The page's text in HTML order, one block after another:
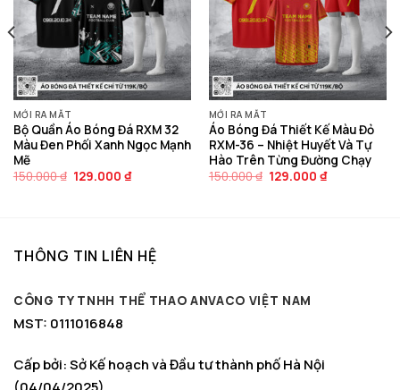
MỚI RA MẮT
Bộ Quần Áo Bóng Đá RXM 32
Màu Đen Phối Xanh Ngọc Mạnh
Mẽ
150.000₫ Giá
129.000 ₫Giá
MỚI RA MẮT
Áo Bóng Đá Thiết Kế Màu Đỏ
RXM-36 – Nhiệt Huyết Và Tự
Hào Trên Từng Đường Chạy
150.000₫ Giá
129.000 ₫Giá
THÔNG TIN LIÊN HỆ
CÔNG TY TNHH THỂ THAO ANVACO VIỆT NAM
MST: 0111016848
Cấp bởi: Sở Kế hoạch và Đầu tư thành phố Hà Nội